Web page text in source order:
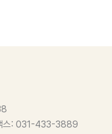
스: 031-433-3889